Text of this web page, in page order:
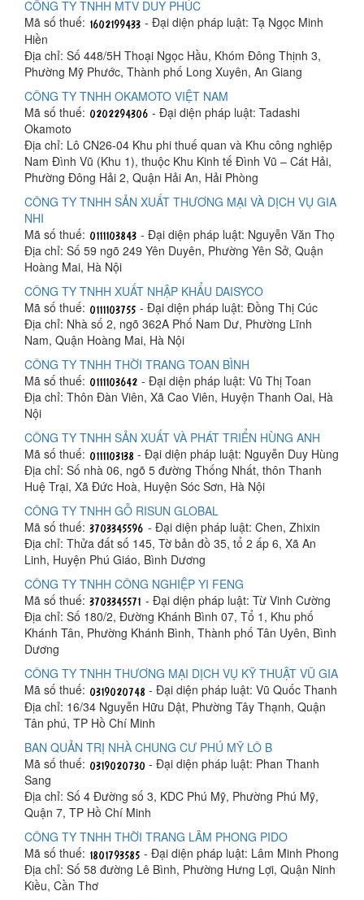
CÔNG TY TNHH MTV DUY PHÚC
Mã số thuế:
- Đại diện pháp luật: Tạ Ngọc Minh
Hiền
Địa chỉ: Số 448/5H Thoại Ngọc Hầu, Khóm Đông Thịnh 3,
Phường Mỹ Phước, Thành phố Long Xuyên, An Giang
CÔNG TY TNHH OKAMOTO VIỆT NAM
Mã số thuế:
- Đại diện pháp luật: Tadashi
Okamoto
Địa chỉ: Lô CN26-04 Khu phi thuế quan và Khu công nghiệp
Nam Đình Vũ (Khu 1), thuộc Khu Kinh tế Đình Vũ – Cát Hải,
Phường Đông Hải 2, Quận Hải An, Hải Phòng
CÔNG TY TNHH SẢN XUẤT THƯƠNG MẠI VÀ DỊCH VỤ GIA
NHI
Mã số thuế:
- Đại diện pháp luật: Nguyễn Văn Thọ
Địa chỉ: Số 59 ngõ 249 Yên Duyên, Phường Yên Sở, Quận
Hoàng Mai, Hà Nội
CÔNG TY TNHH XUẤT NHẬP KHẨU DAISYCO
Mã số thuế:
- Đại diện pháp luật: Đồng Thị Cúc
Địa chỉ: Nhà số 2, ngõ 362A Phố Nam Dư, Phường Lĩnh
Nam, Quận Hoàng Mai, Hà Nội
CÔNG TY TNHH THỜI TRANG TOAN BÌNH
Mã số thuế:
- Đại diện pháp luật: Vũ Thị Toan
Địa chỉ: Thôn Đàn Viên, Xã Cao Viên, Huyện Thanh Oai, Hà
Nội
CÔNG TY TNHH SẢN XUẤT VÀ PHÁT TRIỂN HÙNG ANH
Mã số thuế:
- Đại diện pháp luật: Nguyễn Duy Hùng
Địa chỉ: Số nhà 06, ngõ 5 đường Thống Nhất, thôn Thanh
Huệ Trại, Xã Đức Hoà, Huyện Sóc Sơn, Hà Nội
CÔNG TY TNHH GỖ RISUN GLOBAL
Mã số thuế:
- Đại diện pháp luật: Chen, Zhixin
Địa chỉ: Thửa đất số 145, Tờ bản đồ 35, tổ 2 ấp 6, Xã An
Linh, Huyện Phú Giáo, Bình Dương
CÔNG TY TNHH CÔNG NGHIỆP YI FENG
Mã số thuế:
- Đại diện pháp luật: Từ Vinh Cường
Địa chỉ: Số 180/2, Đường Khánh Bình 07, Tổ 1, Khu phố
Khánh Tân, Phường Khánh Bình, Thành phố Tân Uyên, Bình
Dương
CÔNG TY TNHH THƯƠNG MẠI DỊCH VỤ KỸ THUẬT VŨ GIA
Mã số thuế:
- Đại diện pháp luật: Vũ Quốc Thanh
Địa chỉ: 16/34 Nguyễn Hữu Dật, Phường Tây Thạnh, Quận
Tân phú, TP Hồ Chí Minh
BAN QUẢN TRỊ NHÀ CHUNG CƯ PHÚ MỸ LÔ B
Mã số thuế:
- Đại diện pháp luật: Phan Thanh
Sang
Địa chỉ: Số 4 Đường số 3, KDC Phú Mỹ, Phường Phú Mỹ,
Quận 7, TP Hồ Chí Minh
CÔNG TY TNHH THỜI TRANG LÂM PHONG PIDO
Mã số thuế:
- Đại diện pháp luật: Lâm Minh Phong
Địa chỉ: Số 58 đường Lê Bình, Phường Hưng Lợi, Quận Ninh
Kiều, Cần Thơ